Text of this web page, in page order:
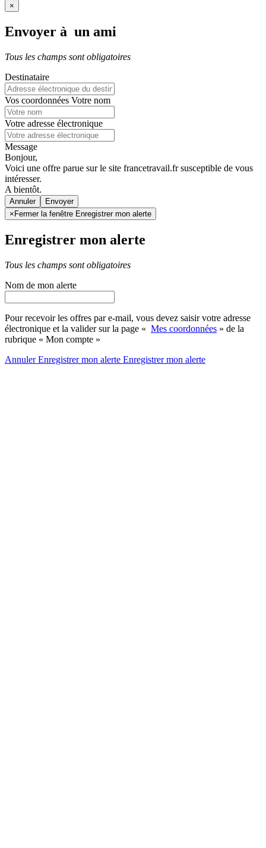
×
Envoyer à un ami
Tous les champs sont obligatoires
Destinataire
Vos coordonnées Votre nom
Votre adresse électronique
Message
Bonjour,
Voici une offre parue sur le site francetravail.fr susceptible de vous
intéresser.
A bientôt.
Annuler
× Fermer la fenêtre Enregistrer mon alerte
Enregistrer mon alerte
Tous les champs sont obligatoires
Nom de mon alerte
Pour recevoir les offres par e-mail, vous devez saisir votre adresse
électronique et la valider sur la page « Mes coordonnées » de la
rubrique « Mon compte »
AnnulerEnregistrer mon alerte Enregistrermon alerte